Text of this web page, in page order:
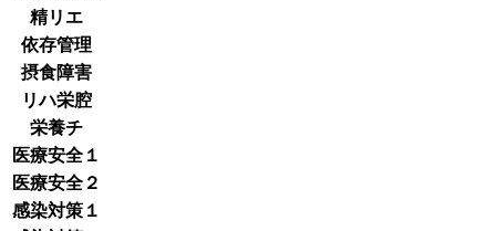
精リエ
依存管理
摂食障害
リハ栄腔
栄養チ
医療安全１
医療安全２
感染対策１